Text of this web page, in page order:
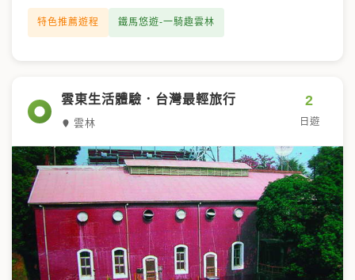
特色推薦遊程 鐵馬悠遊-一騎趣雲林
雲東生活體驗．台灣最輕旅行
雲林
2
日遊